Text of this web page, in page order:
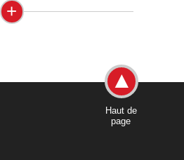
+
Haut de
page